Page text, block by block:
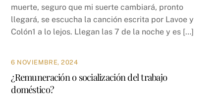
muerte, seguro que mi suerte cambiará, pronto
llegará, se escucha la canción escrita por Lavoe y
Colón1 a lo lejos. Llegan las 7 de la noche y es […]
6 NOVIEMBRE, 2024
¿Remuneración o socialización del trabajo
doméstico?